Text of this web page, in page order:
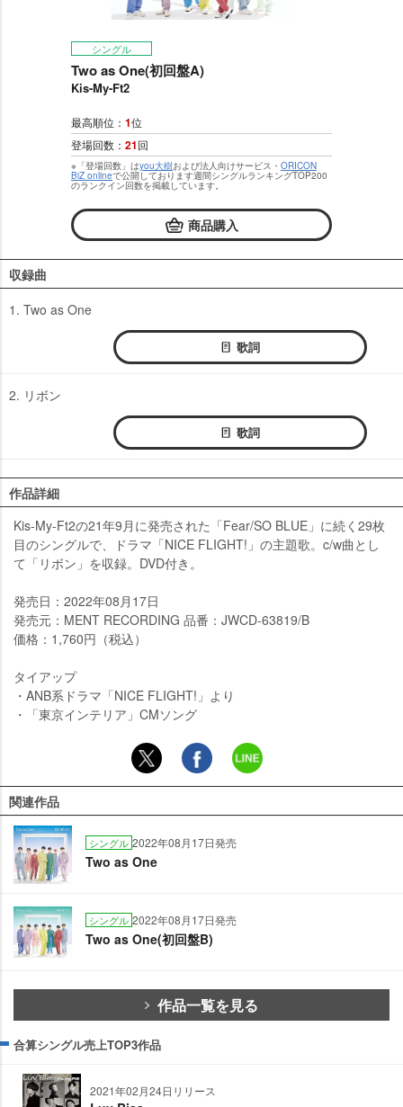
シングル
Two as One(初回盤A)
Kis-My-Ft2
最高順位： 1位
登場回数： 21回
※「登場回数」はyou大樹および法人向けサービス・ ORICON
BiZ onlineで公開しております週間シングルランキングTOP200
のランクイン回数を掲載しています。
商品購入
収録曲
1. Two as One
歌詞
2. リボン
歌詞
作品詳細
Kis-My-Ft2の21年9月に発売された「Fear/SO BLUE」に続く29枚
目のシングルで、ドラマ「NICE FLIGHT!」の主題歌。c/w曲とし
て「リボン」を収録。DVD付き。
発売日：2022年08月17日
発売元：MENT RECORDING 品番：JWCD-63819/B
価格：1,760円（税込）
タイアップ
・ANB系ドラマ「NICE FLIGHT!」より
・「東京インテリア」CMソング
関連作品
シングル 2022年08月17日発売
Two as One
シングル 2022年08月17日発売
Two as One(初回盤B)
作品一覧を見る
合算シングル売上TOP3作品
2021年02月24日リリース